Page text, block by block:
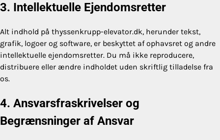
3. Intellektuelle Ejendomsretter
Alt indhold på thyssenkrupp-elevator.dk, herunder tekst,
grafik, logoer og software, er beskyttet af ophavsret og andre
intellektuelle ejendomsretter. Du må ikke reproducere,
distribuere eller ændre indholdet uden skriftlig tilladelse fra
os.
4. Ansvarsfraskrivelser og
Begrænsninger af Ansvar